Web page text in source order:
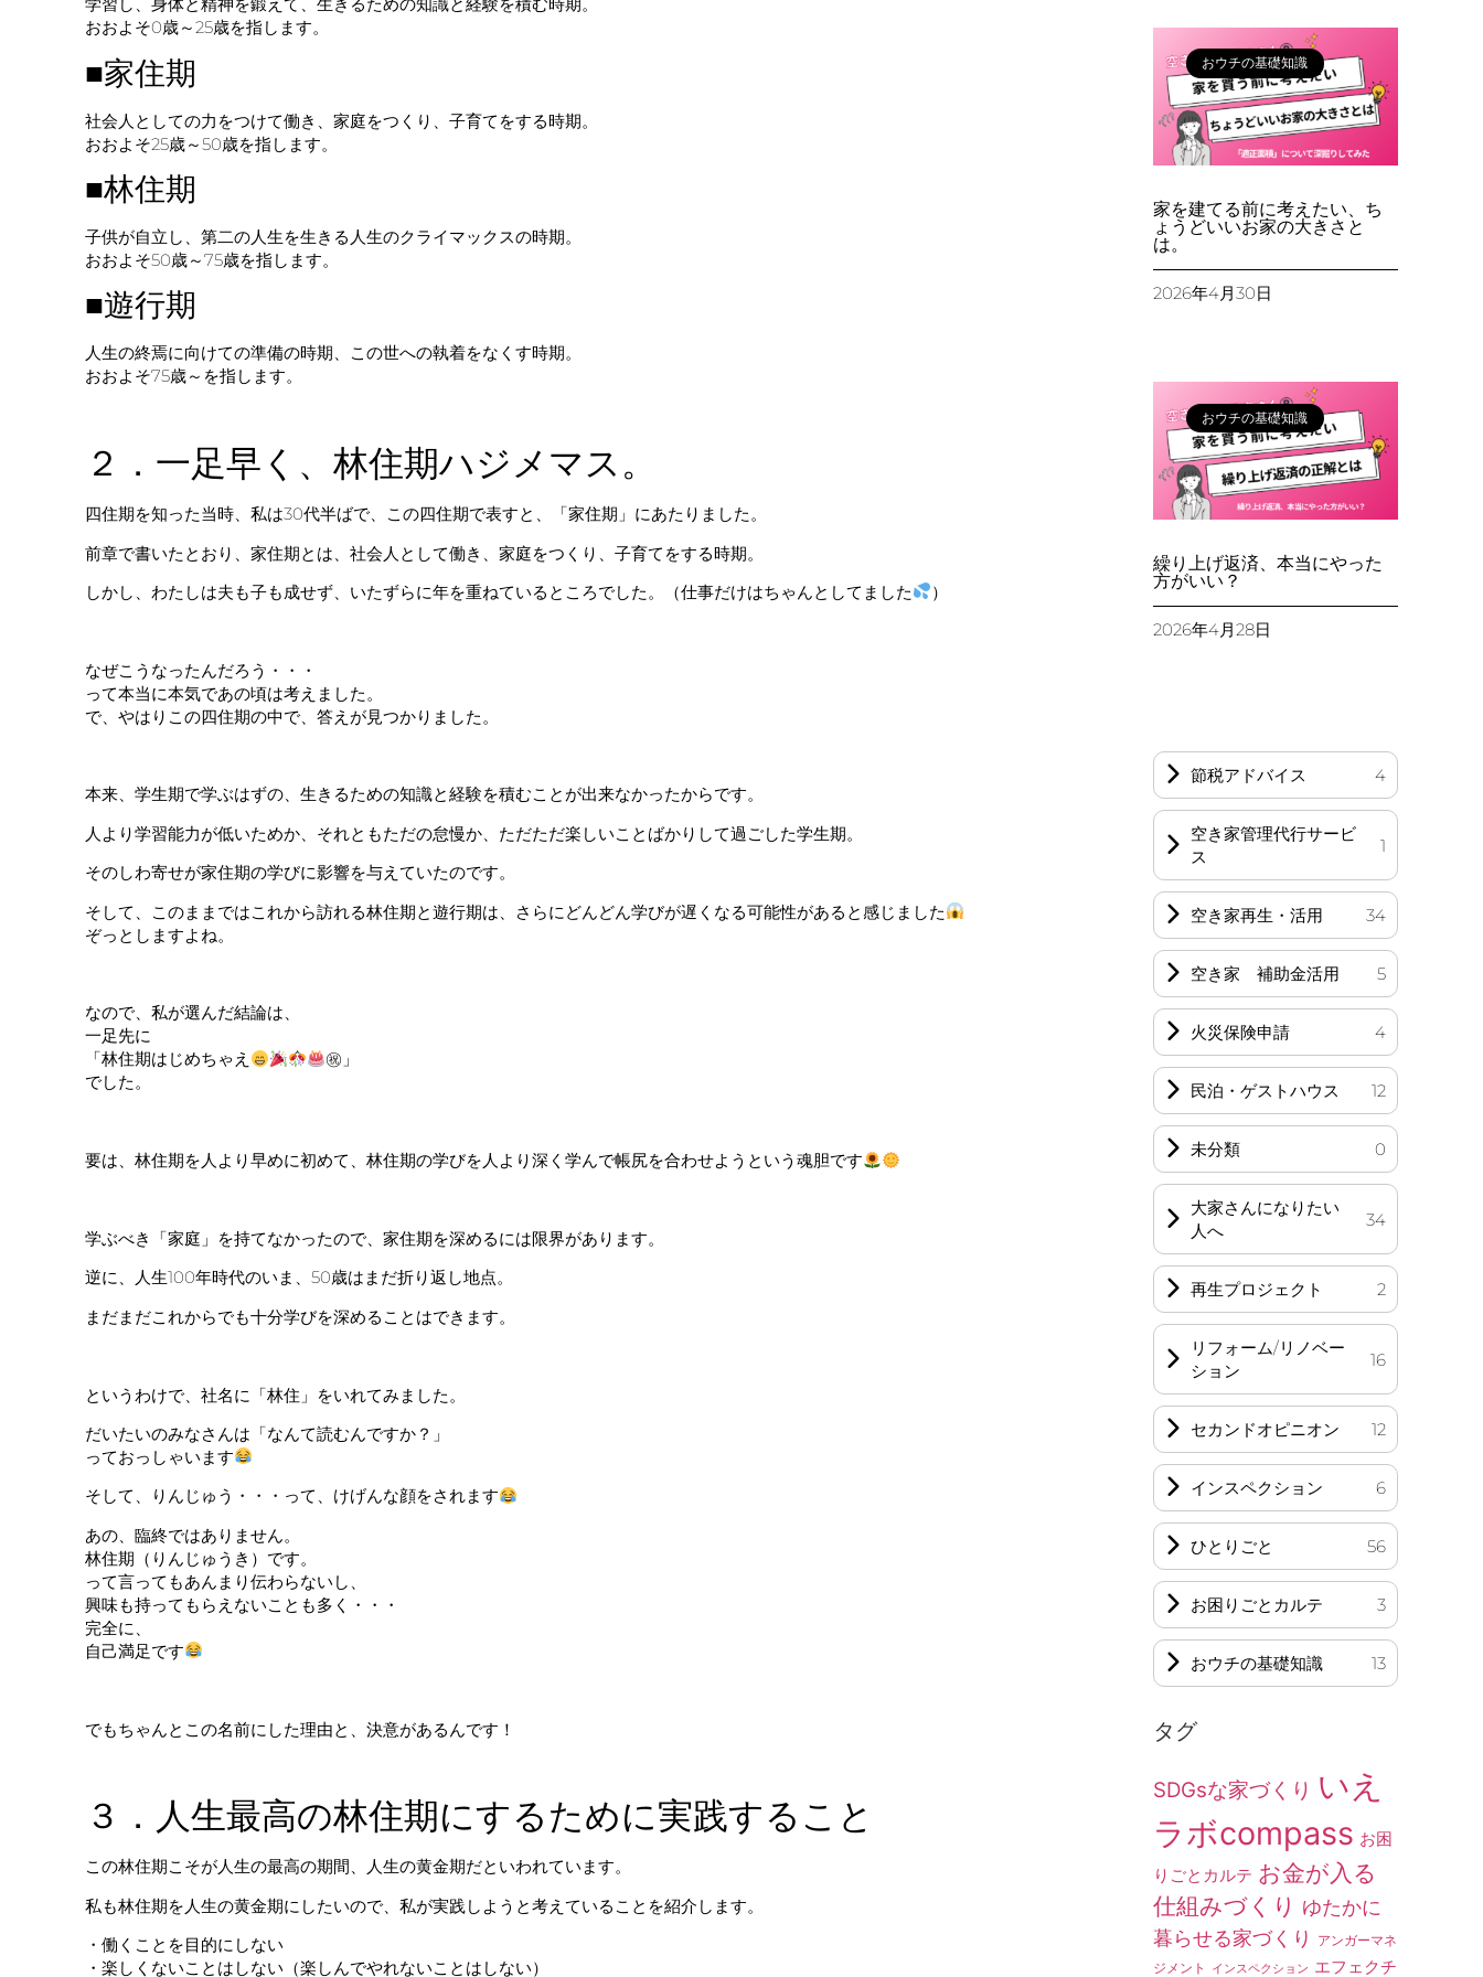
おおよそ0歳～25歳を指します。
■家住期
社会人としての力をつけて働き、家庭をつくり、子育てをする時期。
おおよそ25歳～50歳を指します。
■林住期
子供が自立し、第二の人生を生きる人生のクライマックスの時期。
おおよそ50歳～75歳を指します。
■遊行期
人生の終焉に向けての準備の時期、この世への執着をなくす時期。
おおよそ75歳～を指します。
２．一足早く、林住期ハジメマス。
四住期を知った当時、私は30代半ばで、この四住期で表すと、「家住期」にあたりました。
前章で書いたとおり、家住期とは、社会人として働き、家庭をつくり、子育てをする時期。
しかし、わたしは夫も子も成せず、いたずらに年を重ねているところでした。（仕事だけはちゃんとしてました
）
なぜこうなったんだろう・・・
って本当に本気であの頃は考えました。
で、やはりこの四住期の中で、答えが見つかりました。
本来、学生期で学ぶはずの、生きるための知識と経験を積むことが出来なかったからです。
人より学習能力が低いためか、それともただの怠慢か、ただただ楽しいことばかりして過ごした学生期。
そのしわ寄せが家住期の学びに影響を与えていたのです。
そして、このままではこれから訪れる林住期と遊行期は、さらにどんどん学びが遅くなる可能性があると感じました
ぞっとしますよね。
なので、私が選んだ結論は、
一足先に
「林住期はじめちゃえ
㊗」
でした。
要は、林住期を人より早めに初めて、林住期の学びを人より深く学んで帳尻を合わせようという魂胆です
学ぶべき「家庭」を持てなかったので、家住期を深めるには限界があります。
逆に、人生100年時代のいま、50歳はまだ折り返し地点。
まだまだこれからでも十分学びを深めることはできます。
というわけで、社名に「林住」をいれてみました。
だいたいのみなさんは「なんて読むんですか？」
っておっしゃいます
そして、りんじゅう・・・って、けげんな顔をされます
あの、臨終ではありません。
林住期（りんじゅうき）です。
って言ってもあんまり伝わらないし、
興味も持ってもらえないことも多く・・・
完全に、
自己満足です
でもちゃんとこの名前にした理由と、決意があるんです！
３．人生最高の林住期にするために実践すること
この林住期こそが人生の最高の期間、人生の黄金期だといわれています。
私も林住期を人生の黄金期にしたいので、私が実践しようと考えていることを紹介します。
・働くことを目的にしない
・楽しくないことはしない（楽しんでやれないことはしない）
おウチの基礎知識
家を建てる前に考えたい、ち
ょうどいいお家の大きさと
は。
2026年4月30日
おウチの基礎知識
繰り上げ返済、本当にやった
方がいい？
2026年4月28日
節税アドバイス 4
空き家管理代行サービ
ス
1
空き家再生・活用 34
空き家 補助金活用 5
火災保険申請 4
民泊・ゲストハウス 12
未分類 0
大家さんになりたい
人へ
34
再生プロジェクト 2
リフォーム/リノベー
ション
16
セカンドオピニオン 12
インスペクション 6
ひとりごと 56
お困りごとカルテ 3
おウチの基礎知識 13
タグ
SDGsな家づくり いえ
ラボcompass お困
りごとカルテ お金が入る
仕組みづくり ゆたかに
暮らせる家づくり
アンガーマネ
ジメント
インスペクション エフェクチ